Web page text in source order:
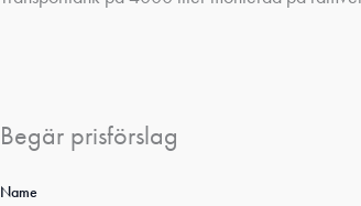
Begär prisförslag
Name